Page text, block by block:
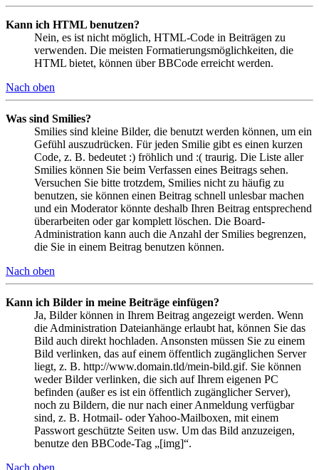
Kann ich HTML benutzen?
Nein, es ist nicht möglich, HTML-Code in Beiträgen zu
verwenden. Die meisten Formatierungsmöglichkeiten, die
HTML bietet, können über BBCode erreicht werden.
Nach oben
Was sind Smilies?
Smilies sind kleine Bilder, die benutzt werden können, um ein
Gefühl auszudrücken. Für jeden Smilie gibt es einen kurzen
Code, z. B. bedeutet :) fröhlich und :( traurig. Die Liste aller
Smilies können Sie beim Verfassen eines Beitrags sehen.
Versuchen Sie bitte trotzdem, Smilies nicht zu häufig zu
benutzen, sie können einen Beitrag schnell unlesbar machen
und ein Moderator könnte deshalb Ihren Beitrag entsprechend
überarbeiten oder gar komplett löschen. Die Board-
Administration kann auch die Anzahl der Smilies begrenzen,
die Sie in einem Beitrag benutzen können.
Nach oben
Kann ich Bilder in meine Beiträge einfügen?
Ja, Bilder können in Ihrem Beitrag angezeigt werden. Wenn
die Administration Dateianhänge erlaubt hat, können Sie das
Bild auch direkt hochladen. Ansonsten müssen Sie zu einem
Bild verlinken, das auf einem öffentlich zugänglichen Server
liegt, z. B. http://www.domain.tld/mein-bild.gif. Sie können
weder Bilder verlinken, die sich auf Ihrem eigenen PC
befinden (außer es ist ein öffentlich zugänglicher Server),
noch zu Bildern, die nur nach einer Anmeldung verfügbar
sind, z. B. Hotmail- oder Yahoo-Mailboxen, mit einem
Passwort geschützte Seiten usw. Um das Bild anzuzeigen,
benutze den BBCode-Tag „[img]“.
Nach oben